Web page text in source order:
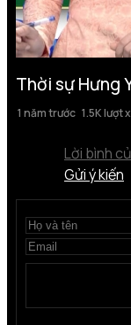
Thời sự Hưng
1 năm trước 1.5K lượt
Lời bình
Gửi ý kiến